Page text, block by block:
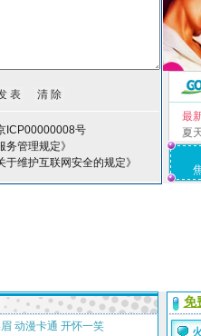
ICP00000008号
管理规定》
维护互联网安全的规定》
最
夏